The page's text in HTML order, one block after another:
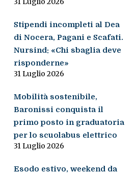
Stipendi incompleti al Dea
di Nocera, Pagani e Scafati.
Nursind: «Chi sbaglia deve
risponderne»
31 Luglio 2026
Mobilità sostenibile,
Baronissi conquista il
primo posto in graduatoria
per lo scuolabus elettrico
31 Luglio 2026
Esodo estivo, weekend da